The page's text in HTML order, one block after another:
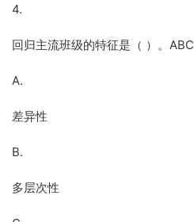
4.
回归主流班级的特征是（ ）。ABC
A.
差异性
B.
多层次性